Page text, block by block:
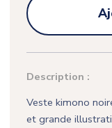
Description :
Veste kimono
et grande